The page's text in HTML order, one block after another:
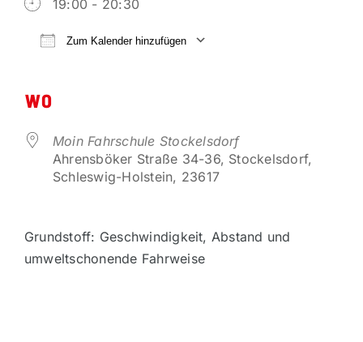
VORTEILSPARTNER
19:00 - 20:30
Zum Kalender hinzufügen
WO
Moin Fahrschule Stockelsdorf
Ahrensböker Straße 34-36, Stockelsdorf,
Schleswig-Holstein, 23617
Grundstoff: Geschwindigkeit, Abstand und
umweltschonende Fahrweise